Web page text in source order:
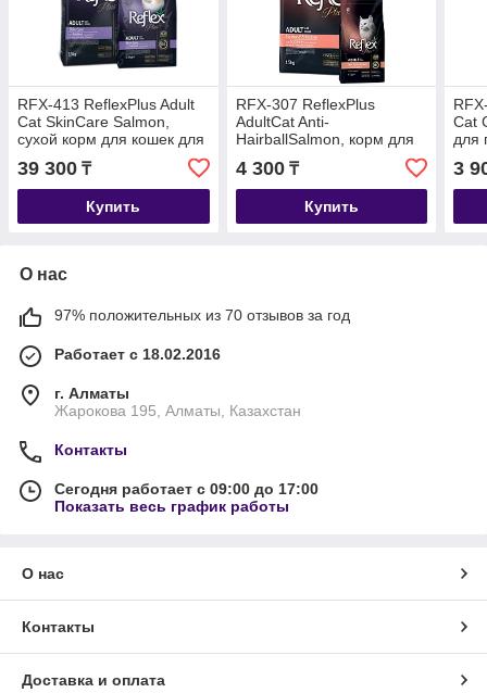
RFX-413 ReflexPlus Adult
Cat SkinCare Salmon,
сухой корм для кошек для
здоровой кожи с
лососем,уп.15кг
39 300 ₸
Купить
RFX-307 ReflexPlus
AdultCat Anti-
HairballSalmon, корм для
выведения шерсти у
взрослых кошек с
лососем,уп.1.5кг
4 300₸
Купить
Cat
для
3
О нас
97% положительных из 70 отзывов за год
Работает с 18.02.2016
г. Алматы
Жарокова 195, Алматы, Казахстан
Контакты
Сегодня работает с 09:00 до 17:00
Показать весь график работы
О нас
Контакты
Доставка и оплата